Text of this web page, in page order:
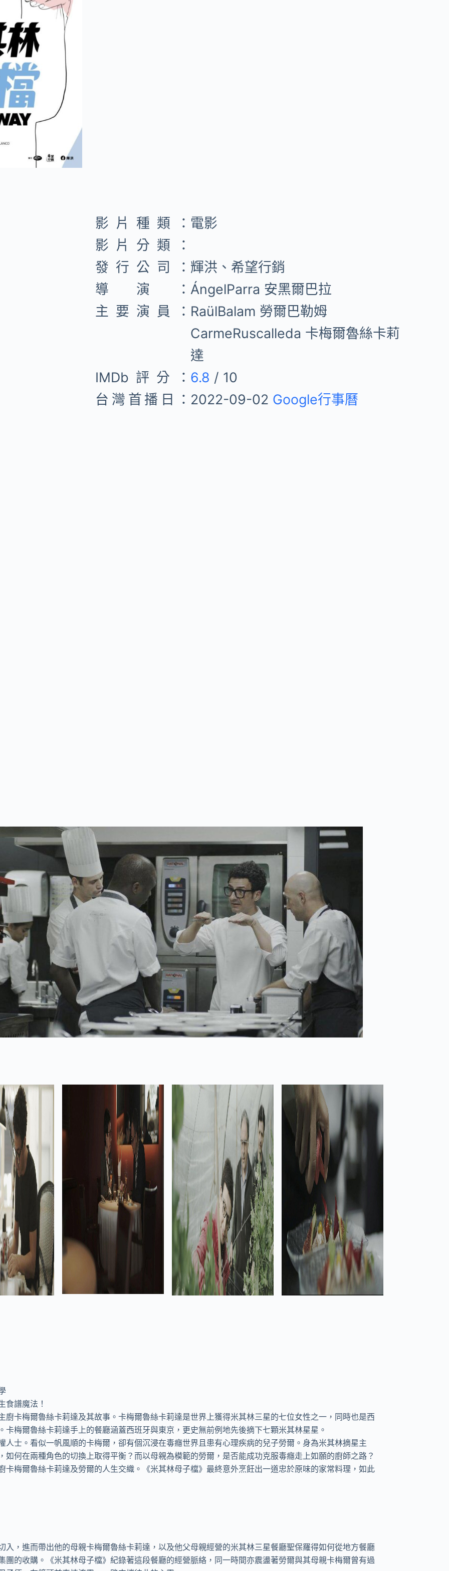
影片種類： 電影
影片分類：
發行公司： 輝洪、希望行銷
導演： ÁngelParra 安黑爾巴拉
主要演員： RaülBalam 勞爾巴勒姆
CarmeRuscalleda 卡梅爾魯絲卡莉
達
IMDb評分： 6.8 / 10
台灣首播日： 2022-09-02 Google行事曆
食譜魔法！
廚卡梅爾魯絲卡莉達及其故事。卡梅爾魯絲卡莉達是世界上獲得米其林三星的七位女性之一，同時也是西
梅爾魯絲卡莉達手上的餐廳涵蓋西班牙與東京，更史無前例地先後摘下七顆米其林星星。
人士。看似一帆風順的卡梅爾，卻有個沉浸在毒癮世界且患有心理疾病的兒子勞爾。身為米其林摘星主
如何在兩種角色的切換上取得平衡？而以母親為模範的勞爾，是否能成功克服毒癮走上如願的廚師之路？
卡梅爾魯絲卡莉達及勞爾的人生交織。《米其林母子檔》最終意外烹飪出一道忠於原味的家常料理，如此
入，進而帶出他的母親卡梅爾魯絲卡莉達，以及他父母親經營的米其林三星餐廳聖保羅得如何從地方餐廳
團的收購。《米其林母子檔》紀錄著這段餐廳的經營脈絡，同一時間亦震盪著勞爾與其母親卡梅爾曾有過